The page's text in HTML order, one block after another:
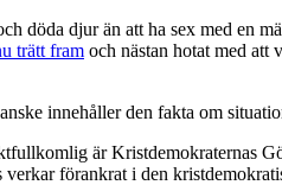
döda djur än att ha sex med en
trätt fram och nästan hotat med att
innehåller den fakta om
är Kristdemokraternas
förankrat i den